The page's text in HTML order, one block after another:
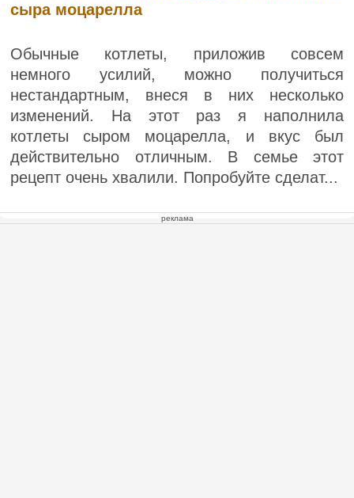
сыра моцарелла
Обычные котлеты, приложив совсем
немного усилий, можно получиться
нестандартным, внеся в них несколько
изменений. На этот раз я наполнила
котлеты сыром моцарелла, и вкус был
действительно отличным. В семье этот
рецепт очень хвалили. Попробуйте сделат...
реклама